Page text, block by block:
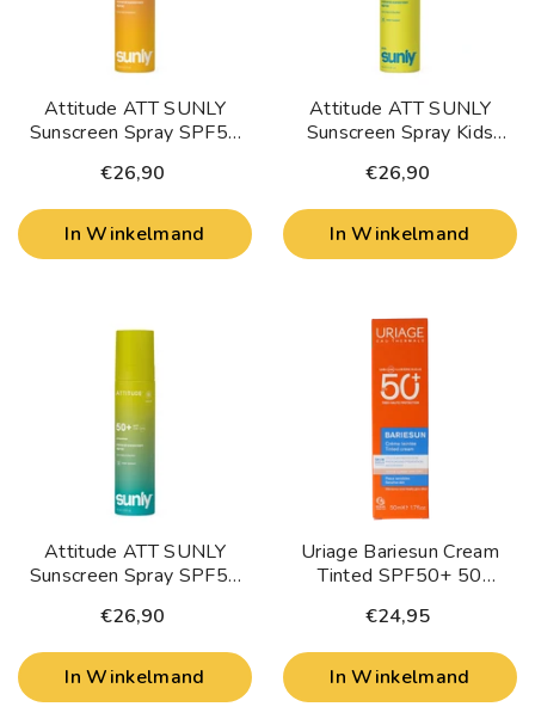
Attitude ATT SUNLY
Sunscreen Spray SPF50
€26,90
In Winkelmand
Attitude ATT SUNLY
Sunscreen Spray Kids
Milliliter
€26,90
In Winkelmand
Attitude ATT SUNLY
Sunscreen Spray SPF50
€26,90
In Winkelmand
Uriage Bariesun Cream
Tinted SPF50+ 50
€24,95
In Winkelmand